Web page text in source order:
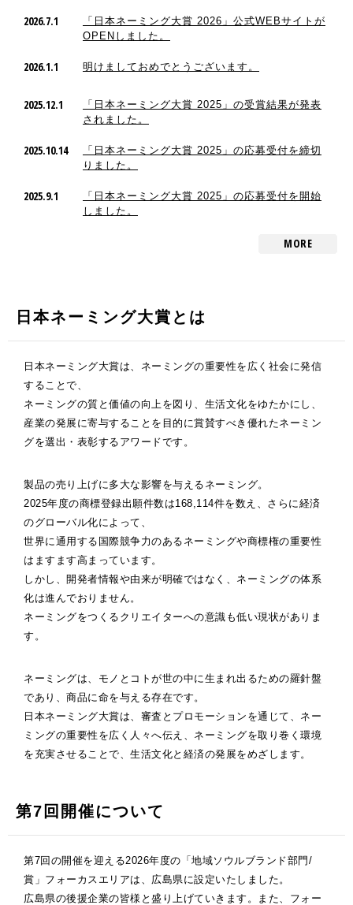
2026.7.1
「日本ネーミング大賞 2026」公式WEBサイトが
OPENしました。
2026.1.1 明けましておめでとうございます。
2025.12.1
「日本ネーミング大賞 2025」の受賞結果が発表
されました。
2025.10.14
「日本ネーミング大賞 2025」の応募受付を締切
りました。
2025.9.1
「日本ネーミング大賞 2025」の応募受付を開始
しました。
MORE
日本ネーミング大賞とは
日本ネーミング大賞は、ネーミングの重要性を広く社会に発信
することで、
ネーミングの質と価値の向上を図り、生活文化をゆたかにし、
産業の発展に寄与することを目的に賞賛すべき優れたネーミン
グを選出・表彰するアワードです。
製品の売り上げに多大な影響を与えるネーミング。
2025年度の商標登録出願件数は168,114件を数え、さらに経済
のグローバル化によって、
世界に通用する国際競争力のあるネーミングや商標権の重要性
はますます高まっています。
しかし、開発者情報や由来が明確ではなく、ネーミングの体系
化は進んでおりません。
ネーミングをつくるクリエイターへの意識も低い現状がありま
す。
ネーミングは、モノとコトが世の中に生まれ出るための羅針盤
であり、商品に命を与える存在です。
日本ネーミング大賞は、審査とプロモーションを通じて、ネー
ミングの重要性を広く人々へ伝え、ネーミングを取り巻く環境
を充実させることで、生活文化と経済の発展をめざします。
第7回開催について
第7回の開催を迎える2026年度の「地域ソウルブランド部門/
賞」フォーカスエリアは、広島県に設定いたしました。
広島県の後援企業の皆様と盛り上げていきます。また、フォー